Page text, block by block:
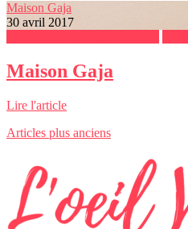
Maison Gaja
30 avril 2017
Maison Gaja
Lire l'article
Articles plus anciens